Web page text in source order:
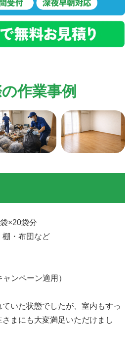
作業事例
×20袋分
棚・布団など
ンペーン適用）
ていた状態でしたが、室内もすっ
まにも大変満足いただけまし